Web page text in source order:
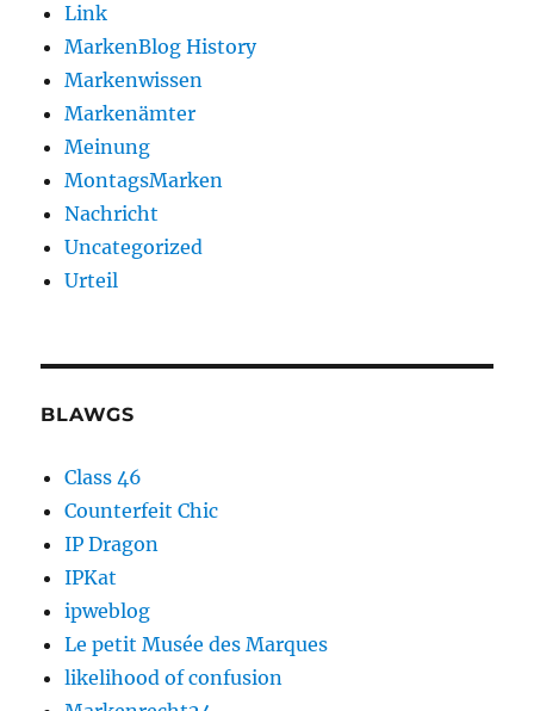
Link
MarkenBlog History
Markenwissen
Markenämter
Meinung
MontagsMarken
Nachricht
Uncategorized
Urteil
BLAWGS
Class 46
Counterfeit Chic
IP Dragon
IPKat
ipweblog
Le petit Musée des Marques
likelihood of confusion